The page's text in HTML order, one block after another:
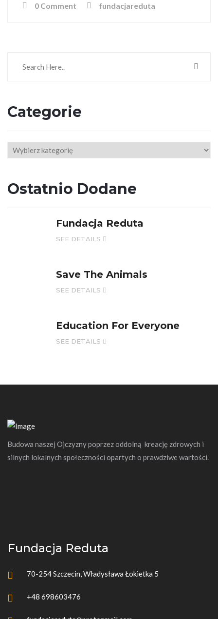
0 Comment fundacjareduta
Categorie
Categorie
Ostatnio Dodane
Fundacja Reduta
SEE DETAILS
Save The Animals
SEE DETAILS
Education For Everyone
SEE DETAILS
Budowa naszej Ojczyzny poprzez oddolną kreację zdrowych i
silnych lokalnych społeczności opartych o prawdziwe wartości.
Fundacja Reduta
70-254 Szczecin, Władysława Łokietka 5
+48 698603476